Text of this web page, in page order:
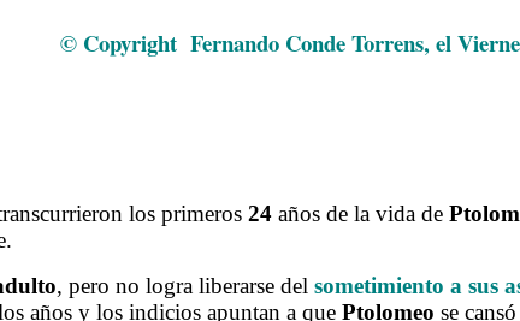
© Copyright Fernando Conde Torrens, el
los primeros 24 años de la vida de
, pero no logra liberarse del sometimiento a sus
años y los indicios apuntan a que Ptolomeo se